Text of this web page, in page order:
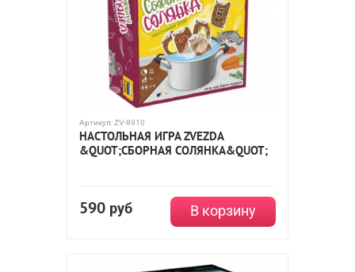
Артикул:ZV-8910
НАСТОЛЬНАЯ ИГРА ZVEZDA
&QUOT;СБОРНАЯ СОЛЯНКА&QUOT;
590 руб В корзину